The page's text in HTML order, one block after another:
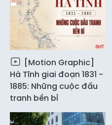
[Motion Graphic]
Hà Tĩnh giai đoạn 1831 -
1885: Những cuộc đấu
tranh bền bỉ